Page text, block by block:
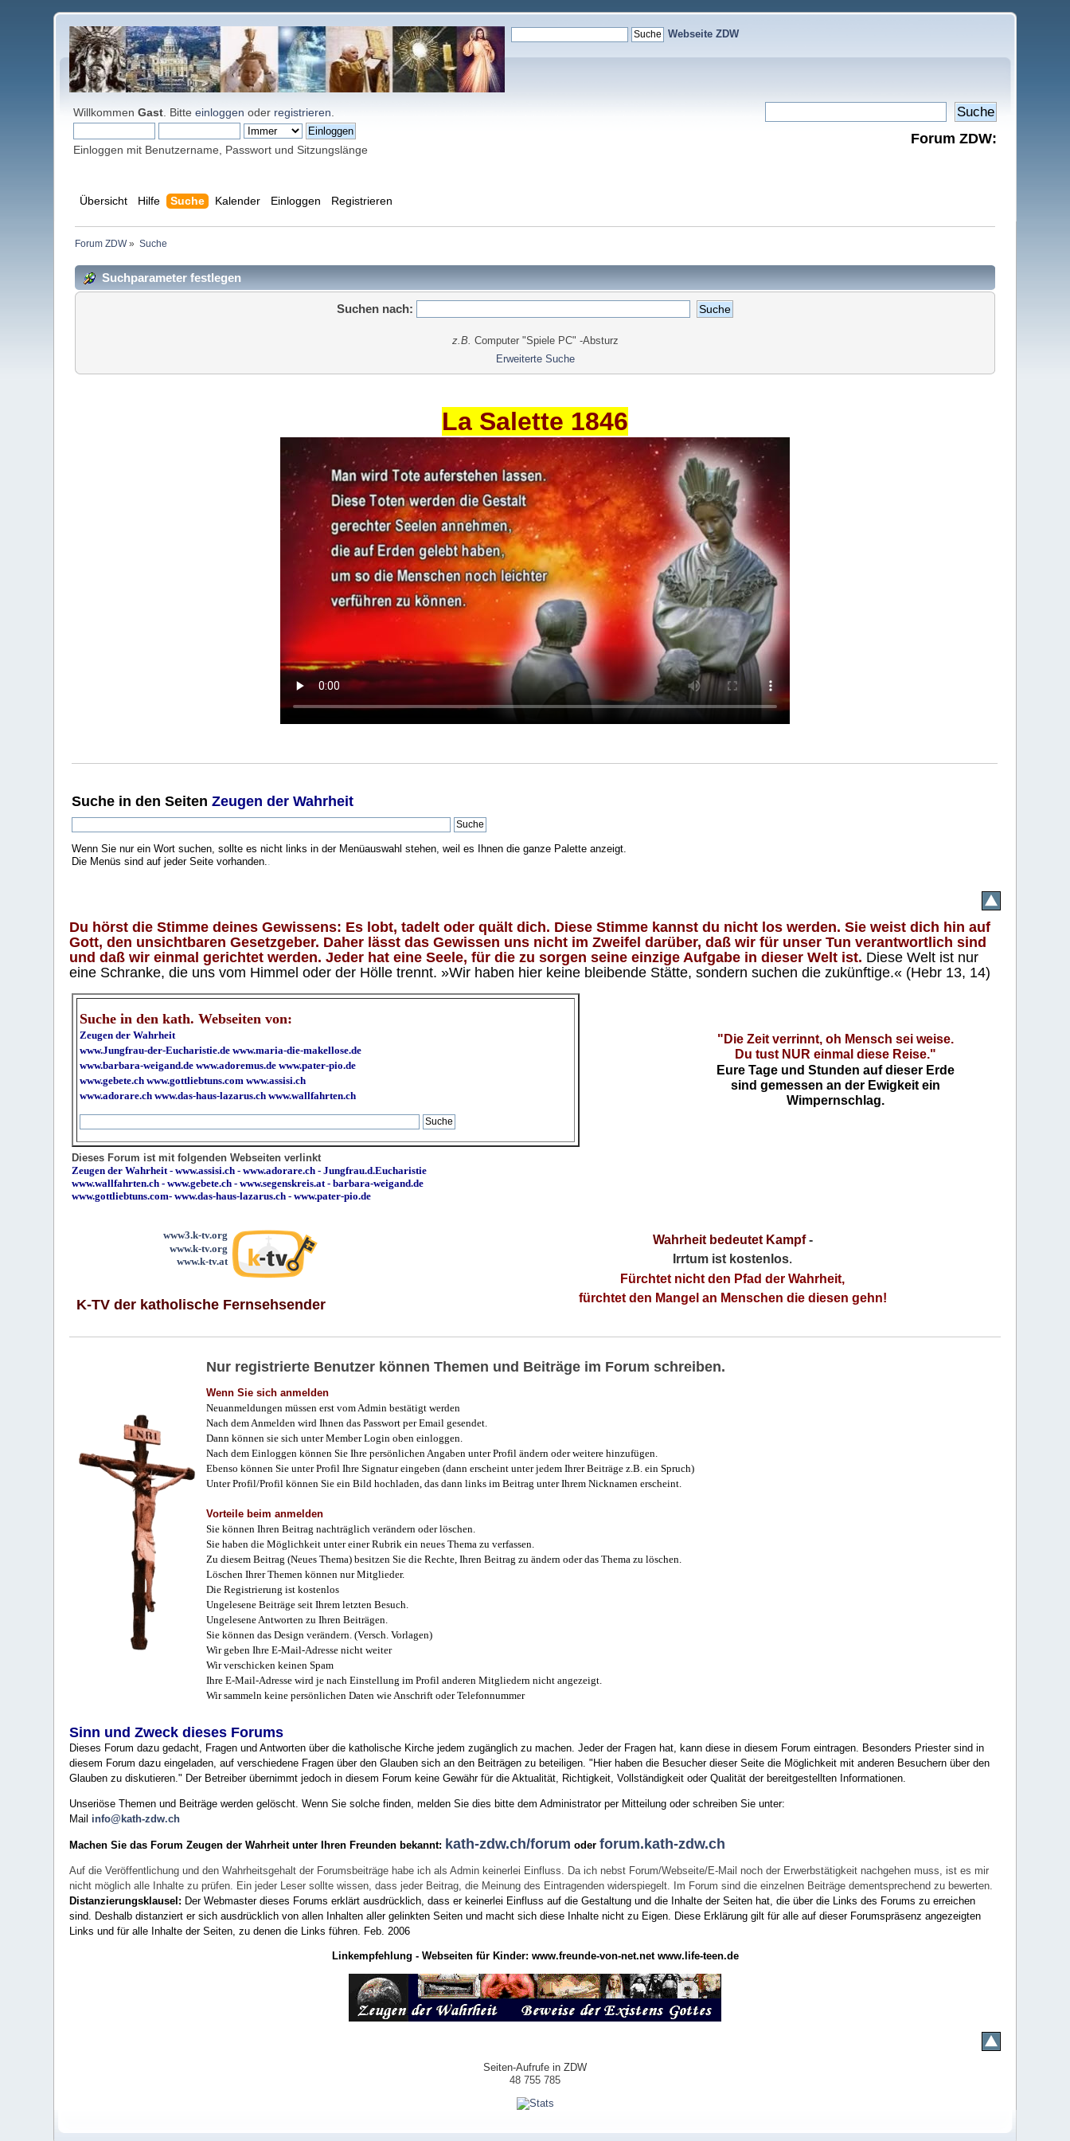
Webseite ZDW
WillkommenGast . Bitteeinloggen oder registrieren
Einloggen mit Benutzername, Passwort und Sitzungslänge
Forum ZDW:
Übersicht Hilfe Suche Kalender Einloggen Registrieren
Forum ZDW» Suche
Suchparameter festlegen
Suchen nach:
z.B. Computer "Spiele PC" -Absturz
Erweiterte Suche
La Salette 1846
Suche in den SeitenZeugen der Wahrheit
Wenn Sie nur ein Wort suchen, sollte es nicht links in der Menüauswahl stehen, weil es Ihnen die ganze Palette anzeigt.
Die Menüs sind auf jeder Seite vorhanden..
Du hörst die Stimme deines Gewissens: Es lobt, tadelt oder quält dich. Diese Stimme kannst du nicht los werden. Sie weist dich hin auf
Gott, den unsichtbaren Gesetzgeber. Daher lässt das Gewissen uns nicht im Zweifel darüber, daß wir für unser Tun verantwortlich sind
und daß wir einmal gerichtet werden. Jeder hat eine Seele, für die zu sorgen seine einzige Aufgabe in dieser Welt ist. Diese Welt ist nur
eine Schranke, die uns vom Himmel oder der Hölle trennt. »Wir haben hier keine bleibende Stätte, sondern suchen die zukünftige.« (Hebr 13, 14)
Suche in den kath. Webseiten von:
Zeugen der Wahrheit
www.Jungfrau-der-Eucharistie.de www.maria-die-makellose.de
www.barbara-weigand.de www.adoremus.de www.pater-pio.de
www.gebete.ch www.gottliebtuns.com www.assisi.ch
www.adorare.ch www.das-haus-lazarus.ch www.wallfahrten.ch
"Die Zeit verrinnt, oh Mensch sei weise.
Du tust NUR einmal diese Reise."
Eure Tage und Stunden auf dieser Erde
sind gemessen an der Ewigkeit ein
Wimpernschlag.
Dieses Forum ist mit folgenden Webseiten verlinkt
Zeugen der Wahrheit-www.assisi.ch -www.adorare.ch -Jungfrau.d.Eucharistie
www.wallfahrten.ch -www.gebete.ch -www.segenskreis.at-barbara-weigand.de
www.gottliebtuns.com-www.das-haus-lazarus.ch - www.pater-pio.de
www3.k-tv.org
www.k-tv.org
www.k-tv.at
K-TV der katholische Fernsehsender
Wahrheit bedeutet Kampf-
Irrtum ist kostenlos.
Fürchtet nicht den Pfad der Wahrheit,
fürchtet den Mangel an Menschen die diesen gehn!
Nur registrierte Benutzer können Themen und Beiträge im Forum schreiben.
Wenn Sie sich anmelden
Neuanmeldungen müssen erst vom Admin bestätigt werden
Nach dem Anmelden wird Ihnen das Passwort per Email gesendet.
Dann können sie sich unter Member Login oben einloggen.
Nach dem Einloggen können Sie Ihre persönlichen Angaben unter Profil ändern oder weitere hinzufügen.
Ebenso können Sie unter Profil Ihre Signatur eingeben (dann erscheint unter jedem Ihrer Beiträge z.B. ein Spruch)
Unter Profil/Profil können Sie ein Bild hochladen, das dann links im Beitrag unter Ihrem Nicknamen erscheint.
Vorteile beim anmelden
Sie können Ihren Beitrag nachträglich verändern oder löschen.
Sie haben die Möglichkeit unter einer Rubrik ein neues Thema zu verfassen.
Zu diesem Beitrag (Neues Thema) besitzen Sie die Rechte, Ihren Beitrag zu ändern oder das Thema zu löschen.
Löschen Ihrer Themen können nur Mitglieder.
Die Registrierung ist kostenlos
Ungelesene Beiträge seit Ihrem letzten Besuch.
Ungelesene Antworten zu Ihren Beiträgen.
Sie können das Design verändern. (Versch. Vorlagen)
Wir geben Ihre E-Mail-Adresse nicht weiter
Wir verschicken keinen Spam
Ihre E-Mail-Adresse wird je nach Einstellung im Profil anderen Mitgliedern nicht angezeigt.
Wir sammeln keine persönlichen Daten wie Anschrift oder Telefonnummer
Sinn und Zweck dieses Forums
Dieses Forum dazu gedacht, Fragen und Antworten über die katholische Kirche jedem zugänglich zu machen. Jeder der Fragen hat, kann diese in diesem Forum eintragen. Besonders Priester sind in
diesem Forum dazu eingeladen, auf verschiedene Fragen über den Glauben sich an den Beiträgen zu beteiligen. "Hier haben die Besucher dieser Seite die Möglichkeit mit anderen Besuchern über den
Glauben zu diskutieren." Der Betreiber übernimmt jedoch in diesem Forum keine Gewähr für die Aktualität, Richtigkeit, Vollständigkeit oder Qualität der bereitgestellten Informationen.
Unseriöse Themen und Beiträge werden gelöscht. Wenn Sie solche finden, melden Sie dies bitte dem Administrator per Mitteilung oder schreiben Sie unter:
Mail info@kath-zdw.ch
Machen Sie das Forum Zeugen der Wahrheit unter Ihren Freunden bekannt: kath-zdw.ch/forum oderforum.kath-zdw.ch
Auf die Veröffentlichung und den Wahrheitsgehalt der Forumsbeiträge habe ich als Admin keinerlei Einfluss. Da ich nebst Forum/Webseite/E-Mail noch der Erwerbstätigkeit nachgehen muss, ist es mir
nicht möglich alle Inhalte zu prüfen. Ein jeder Leser sollte wissen, dass jeder Beitrag, die Meinung des Eintragenden widerspiegelt. Im Forum sind die einzelnen Beiträge dementsprechend zu bewerten.
Distanzierungsklausel: Der Webmaster dieses Forums erklärt ausdrücklich, dass er keinerlei Einfluss auf die Gestaltung und die Inhalte der Seiten hat, die über die Links des Forums zu erreichen
sind. Deshalb distanziert er sich ausdrücklich von allen Inhalten aller gelinkten Seiten und macht sich diese Inhalte nicht zu Eigen. Diese Erklärung gilt für alle auf dieser Forumspräsenz angezeigten
Links und für alle Inhalte der Seiten, zu denen die Links führen. Feb. 2006
Linkempfehlung - Webseiten für Kinder: www.freunde-von-net.net www.life-teen.de
Seiten-Aufrufe in ZDW
48 755 785